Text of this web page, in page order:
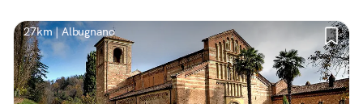
27km | Albugnano